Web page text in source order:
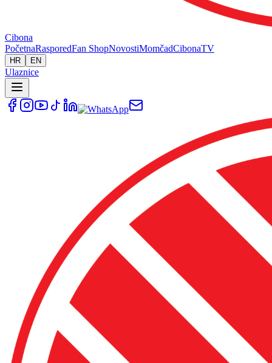
Cibona
PočetnaRasporedFan ShopNovostiMomčadCibonaTV
HR EN
Ulaznice